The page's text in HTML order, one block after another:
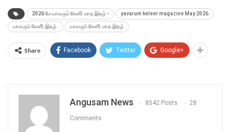
2026 மே யாவரும் கேளீர் மாத இதழ் - yavarum keleer magazine May 2026
யாவரும் கேளீர் இதழ். யாவரும் கேளீர் மாத இதழ்
Share Facebook Twitter Google+
Angusam News 8542 Posts 28
Comments